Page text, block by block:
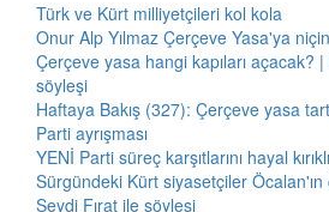
Türk ve Kürt milliyetçileri kol kola
Onur Alp Yılmaz Çerçeve Yasa'ya niçin
Çerçeve yasa hangi kapıları açacak?
söyleşi
Haftaya Bakış (327): Çerçeve yasa
Parti ayrışması
YENİ Parti süreç karşıtlarını hayal
Sürgündeki Kürt siyasetçiler Öcalan'ın
Seydi Fırat ile söyleşi